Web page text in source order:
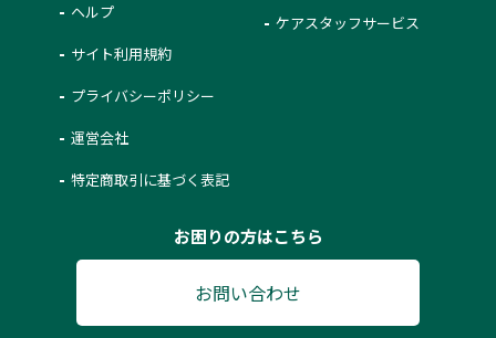
ヘルプ
サイト利用規約
プライバシーポリシー
運営会社
特定商取引に基づく表記
ケアスタッフサービス
お困りの方はこちら
お問い合わせ